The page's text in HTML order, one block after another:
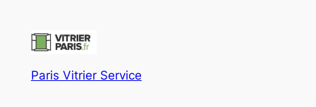
Paris Vitrier Service